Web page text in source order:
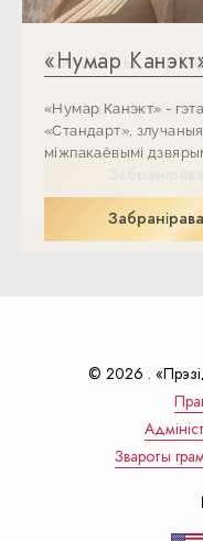
«Нумар
«Нумар Канэкт» -
«Стандарт»,
міжпакаёвымі
Сямейны
сямейны тарыф без
«Нумар
«Нумар Канэкт» -
«Стандарт»,
міжпакаёвымі
Сямейны
сямейны тарыф без
© 2026 .
Звароты